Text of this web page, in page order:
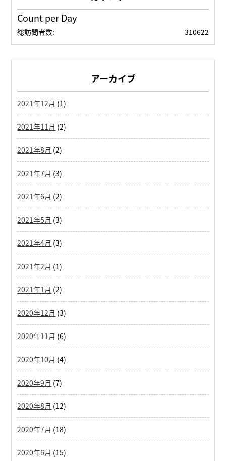
Count per Day
310622
総訪問者数:
アーカイブ
2021年12月 (1)
2021年11月 (2)
2021年8月 (2)
2021年7月 (3)
2021年6月 (2)
2021年5月 (3)
2021年4月 (3)
2021年2月 (1)
2021年1月 (2)
2020年12月 (3)
2020年11月 (6)
2020年10月 (4)
2020年9月 (7)
2020年8月 (12)
2020年7月 (18)
2020年6月 (15)